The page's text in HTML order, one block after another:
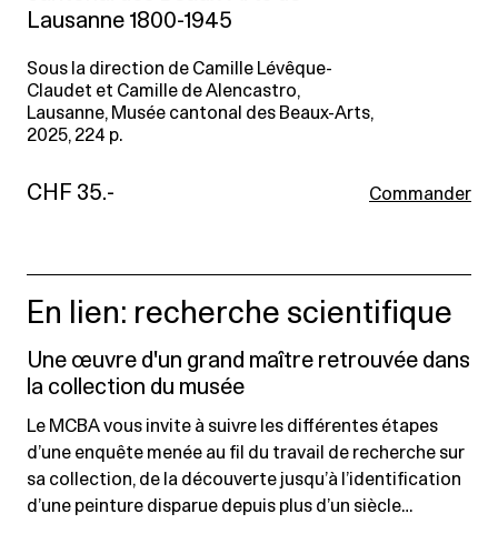
Lausanne 1800-1945
Sous la direction de Camille Lévêque-
Claudet et Camille de Alencastro,
Lausanne, Musée cantonal des Beaux-Arts,
2025, 224 p.
CHF 35.- Commander
En lien: recherche scientifique
Une œuvre d'un grand maître retrouvée dans
la collection du musée
Le MCBA vous invite à suivre les différentes étapes
d’une enquête menée au fil du travail de recherche sur
sa collection, de la découverte jusqu’à l’identification
d’une peinture disparue depuis plus d’un siècle…